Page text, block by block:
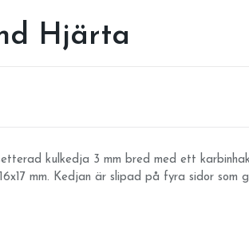
Hjärta
kulkedja 3 mm bred med ett
mm. Kedjan är slipad på fyra sidor som